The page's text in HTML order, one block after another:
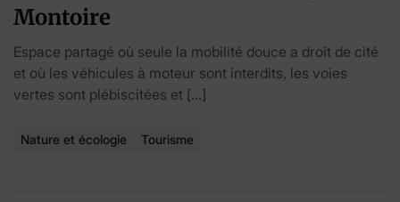
Montoire
Espace partagé où seule la mobilité douce a droit de cité
et où les véhicules à moteur sont interdits, les voies
vertes sont plébiscitées et […]
Nature et écologie Tourisme